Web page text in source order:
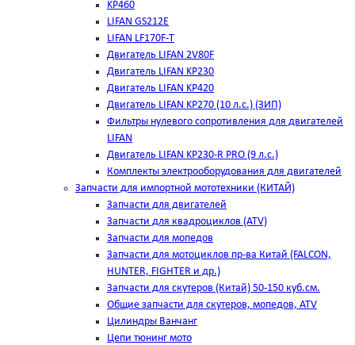
KP460
LIFAN GS212E
LIFAN LF170F-T
Двигатель LIFAN 2V80F
Двигатель LIFAN KP230
Двигатель LIFAN KP420
Двигатель LIFAN KP270 (10 л.с.) (ЗИП)
Фильтры нулевого сопротивления для двигателей
LIFAN
Двигатель LIFAN KP230-R PRO (9 л.с.)
Комплекты электрооборудования для двигателей
Запчасти для импортной мототехники (КИТАЙ)
Запчасти для двигателей
Запчасти для квадроциклов (ATV)
Запчасти для мопедов
Запчасти для мотоциклов пр-ва Китай (FALCON,
HUNTER, FIGHTER и др.)
Запчасти для скутеров (Китай) 50-150 куб.см.
Общие запчасти для скутеров, мопедов, ATV
Цилиндры Ванчанг
Цепи тюнинг мото